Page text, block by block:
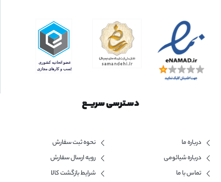
دسـترسی سریــع
درباره ما
درباره شیائومی
تماس با ما
نحوه ثبت سفارش
رویه ارسال سفارش
شرایط بازگشت کالا